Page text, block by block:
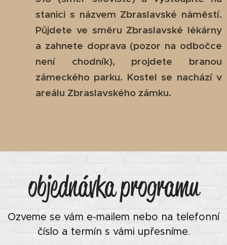
stanici s názvem Zbraslavské náměstí.
Půjdete ve směru Zbraslavské lékárny
a zahnete doprava (pozor na odbočce
není chodník), projdete branou
zámeckého parku. Kostel se nachází v
areálu Zbraslavského zámku.
objednávka programu
Ozveme se vám e-mailem nebo na telefonní
číslo a termín s vámi upřesníme.